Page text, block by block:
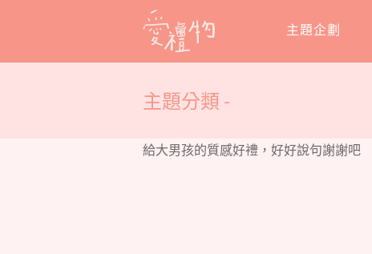
content
主題企劃
主題分類 -
給大男孩的質感好禮，好好說句謝謝吧